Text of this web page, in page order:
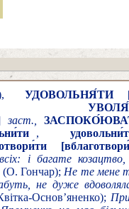
УДОВОЛЬНЯ́ТИ
заст.,
,
і багате
(О. Гончар); Не те мене
не дуже
Основ’яненко);